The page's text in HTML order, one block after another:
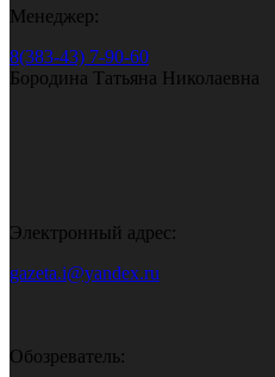
Менеджер:
8(383-43) 7-90-60
Бородина Татьяна Николаевна
Электронный адрес:
gazeta.i@yandex.ru
Обозреватель: